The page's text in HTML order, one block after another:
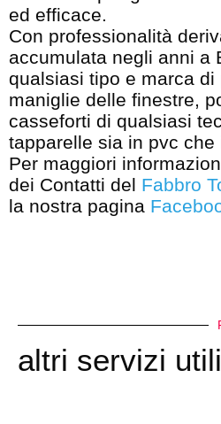
ed efficace.
Con professionalità
accumulata negli anni a
qualsiasi tipo e marca di
maniglie delle finestre,
casseforti di qualsiasi
tapparelle sia in pvc che
Per maggiori
dei Contatti del Fabbro
la nostra pagina
altri servizi utili